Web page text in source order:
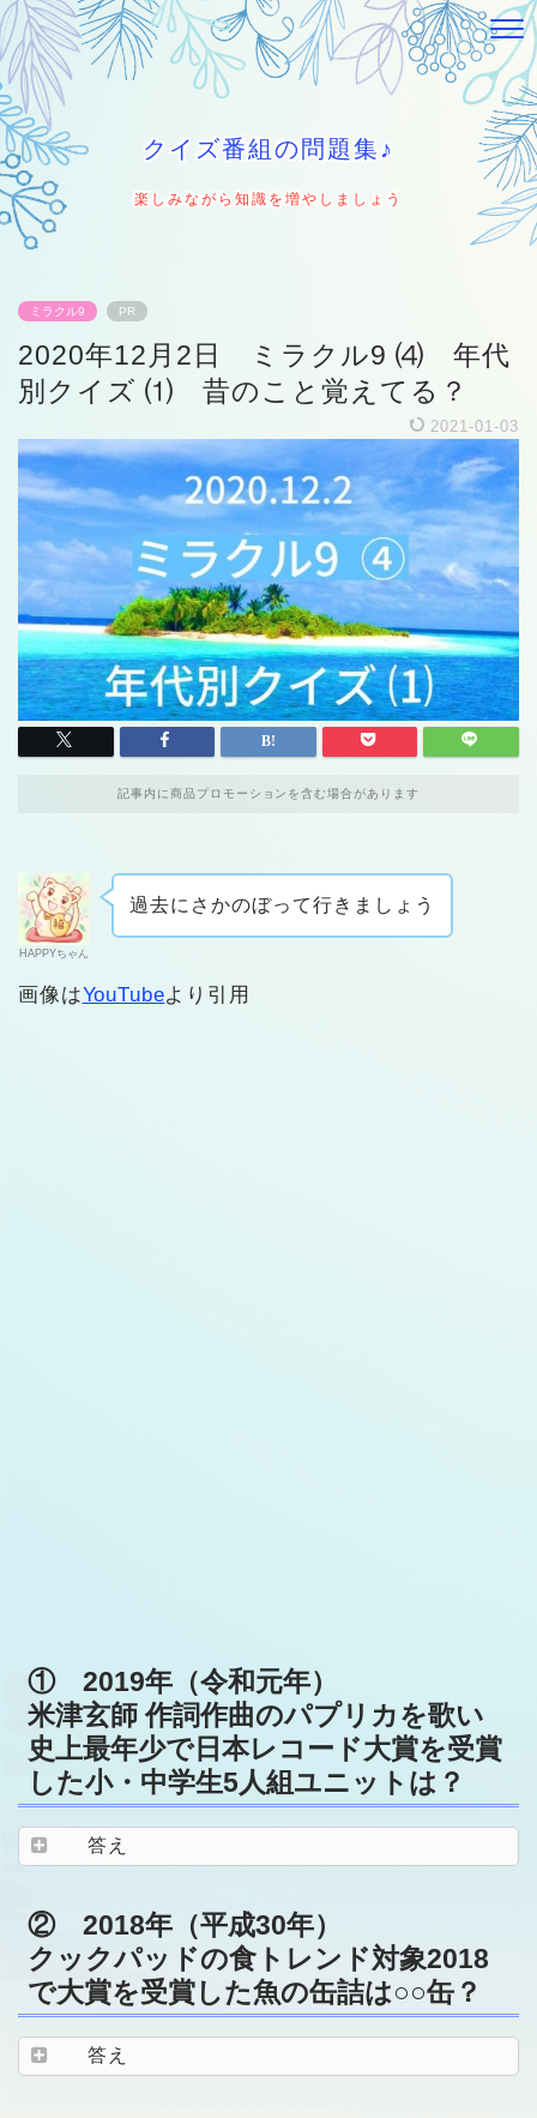
クイズ番組の問題集♪
楽しみながら知識を増やしましょう
ミラクル9 PR
2020年12月2日 ミラクル9 ⑷ 年代
別クイズ ⑴ 昔のこと覚えてる？
2021-01-03
記事内に商品プロモーションを含む場合があります
HAPPYちゃん
過去にさかのぼって行きましょう
画像はYouTubeより引用
① 2019年（令和元年）
米津玄師 作詞作曲のパプリカを歌い
史上最年少で日本レコード大賞を受賞
した小・中学生5人組ユニットは？
答え
② 2018年（平成30年）
クックパッドの食トレンド対象2018
で大賞を受賞した魚の缶詰は○○缶？
答え